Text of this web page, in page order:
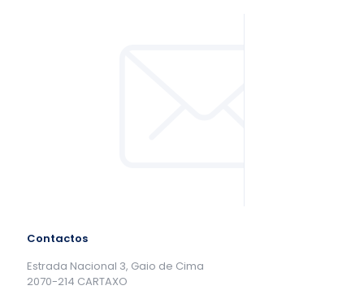
Contactos
Estrada Nacional 3, Gaio de Cima
2070-214 CARTAXO